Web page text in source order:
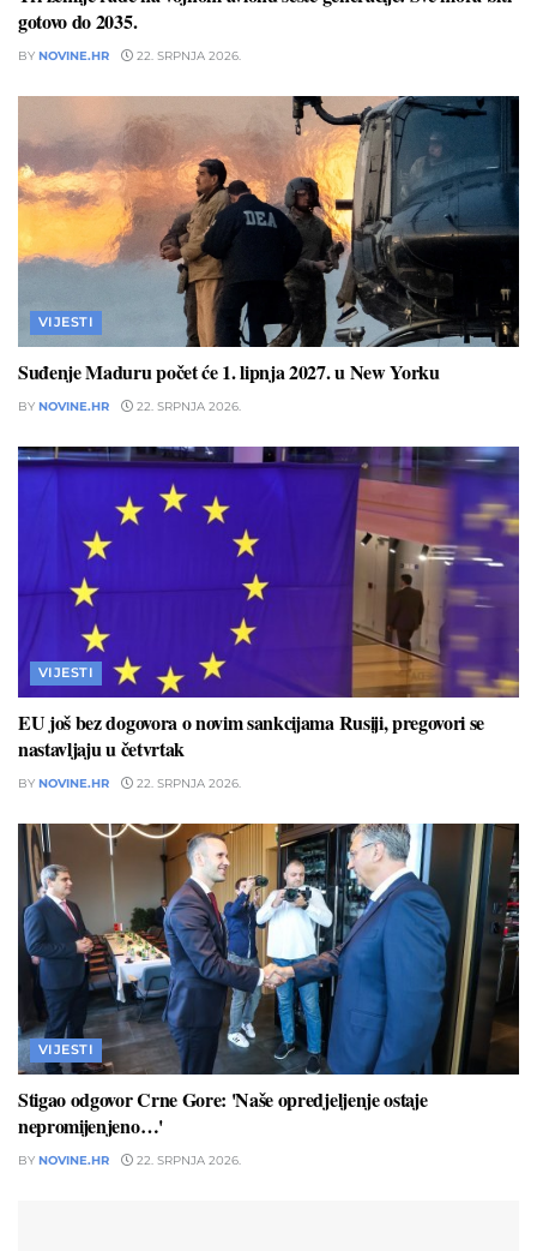
gotovo do 2035.
BY NOVINE.HR 22. SRPNJA 2026.
VIJESTI
Suđenje Maduru počet će 1. lipnja 2027. u New Yorku
BY NOVINE.HR 22. SRPNJA 2026.
VIJESTI
EU još bez dogovora o novim sankcijama Rusiji, pregovori se
nastavljaju u četvrtak
BY NOVINE.HR 22. SRPNJA 2026.
VIJESTI
Stigao odgovor Crne Gore: 'Naše opredjeljenje ostaje
nepromijenjeno…'
BY NOVINE.HR 22. SRPNJA 2026.